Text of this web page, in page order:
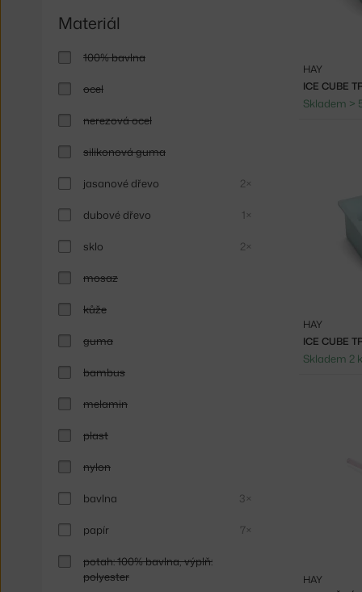
Materiál
100% bavlna
ocel
nerezová ocel
silikonová guma
jasanové dřevo 2×
dubové dřevo 1×
sklo 2×
mosaz
kůže
guma
bambus
melamin
plast
nylon
bavlna 3×
papír 7×
potah: 100% bavlna, výplň:
polyester
ICE CUBE
HAY
Skladem >
ICE CUBE
HAY
Skladem 2
HAY